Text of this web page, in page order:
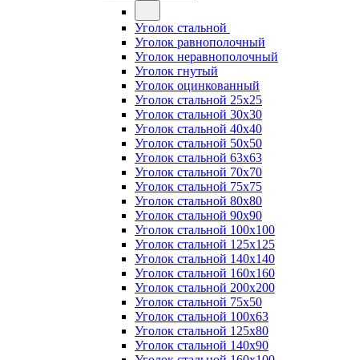
Уголок стальной
Уголок равнополочный
Уголок неравнополочный
Уголок гнутый
Уголок оцинкованный
Уголок стальной 25х25
Уголок стальной 30х30
Уголок стальной 40х40
Уголок стальной 50х50
Уголок стальной 63х63
Уголок стальной 70х70
Уголок стальной 75х75
Уголок стальной 80х80
Уголок стальной 90х90
Уголок стальной 100х100
Уголок стальной 125х125
Уголок стальной 140х140
Уголок стальной 160х160
Уголок стальной 200х200
Уголок стальной 75х50
Уголок стальной 100х63
Уголок стальной 125х80
Уголок стальной 140х90